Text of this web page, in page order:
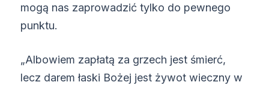
mogą nas zaprowadzić tylko do pewnego
punktu.
„Albowiem zapłatą za grzech jest śmierć,
lecz darem łaski Bożej jest żywot wieczny w